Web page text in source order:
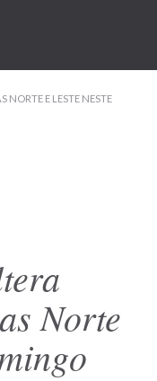
NORTE E LESTE NESTE
Norte